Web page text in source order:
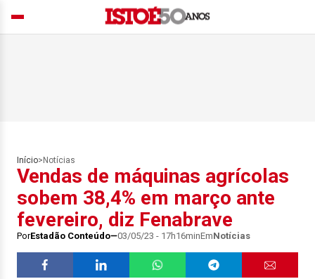
Início> Notícias
Vendas de máquinas agrícolas
sobem 38,4% em março ante
fevereiro, diz Fenabrave
PorEstadão Conteúdo 03/05/23 - 17h16minEmNotícias